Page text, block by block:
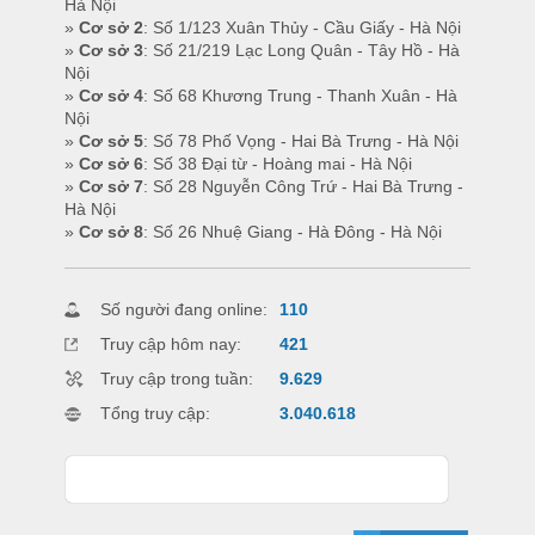
Hà Nội
» Cơ sở 2: Số 1/123 Xuân Thủy - Cầu Giấy - Hà Nội
» Cơ sở 3: Số 21/219 Lạc Long Quân - Tây Hồ - Hà
Nội
» Cơ sở 4: Số 68 Khương Trung - Thanh Xuân - Hà
Nội
» Cơ sở 5: Số 78 Phố Vọng - Hai Bà Trưng - Hà Nội
» Cơ sở 6: Số 38 Đại từ - Hoàng mai - Hà Nội
» Cơ sở 7: Số 28 Nguyễn Công Trứ - Hai Bà Trưng -
Hà Nội
» Cơ sở 8: Số 26 Nhuệ Giang - Hà Đông - Hà Nội
Số người đang online:
110
Truy cập hôm nay:
421
Truy cập trong tuần:
9.629
Tổng truy cập:
3.040.618